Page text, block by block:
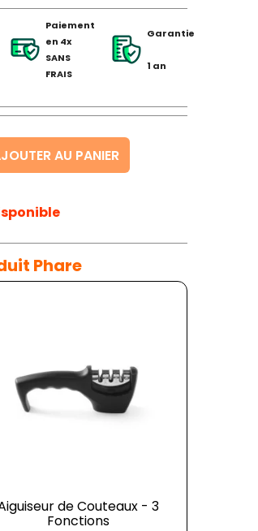
Paiement
en 4x
SANS
FRAIS
Garantie
1 an
AU PANIER
Phare
de Couteaux - 3
Fonctions